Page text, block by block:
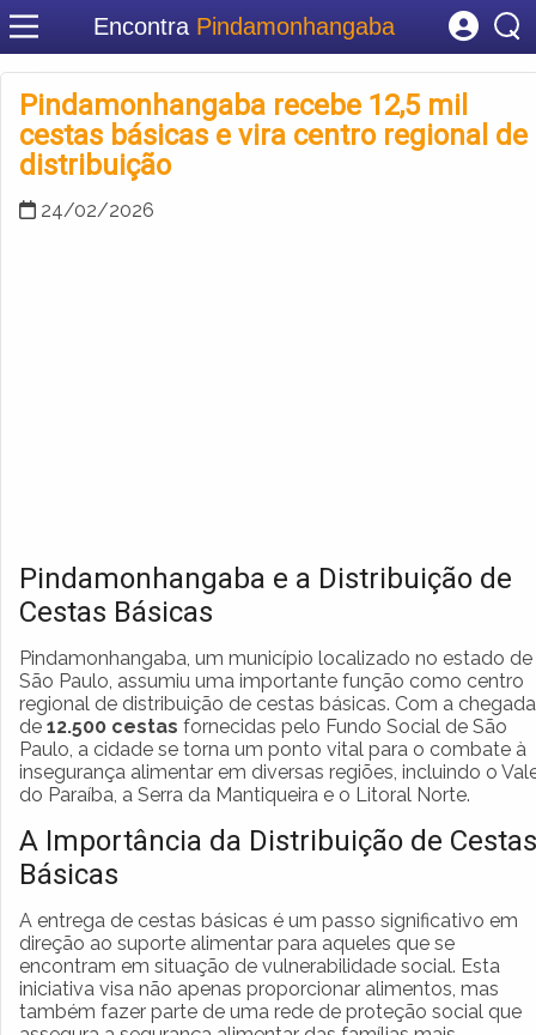
Encontra Pindamonhangaba
Fazer login
Criar conta
Pindamonhangaba recebe 12,5 mil
cestas básicas e vira centro regional de
distribuição
24/02/2026
Pindamonhangaba e a Distribuição de
Cestas Básicas
Pindamonhangaba, um município localizado no estado de
São Paulo, assumiu uma importante função como centro
regional de distribuição de cestas básicas. Com a chegada
de 12.500 cestas fornecidas pelo Fundo Social de São
Paulo, a cidade se torna um ponto vital para o combate à
insegurança alimentar em diversas regiões, incluindo o
do Paraíba, a Serra da Mantiqueira e o Litoral Norte.
A Importância da Distribuição de Cestas
Básicas
A entrega de cestas básicas é um passo significativo em
direção ao suporte alimentar para aqueles que se
encontram em situação de vulnerabilidade social. Esta
iniciativa visa não apenas proporcionar alimentos, mas
também fazer parte de uma rede de proteção social que